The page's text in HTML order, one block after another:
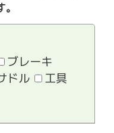
ブレーキ
ドル
工具